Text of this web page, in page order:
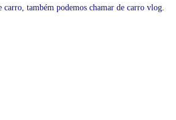
carro, também podemos chamar de carro vlog.